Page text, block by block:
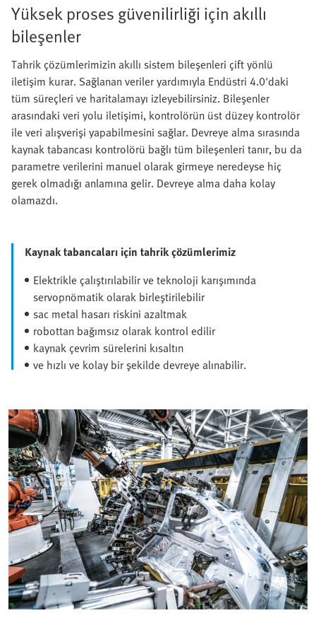
Yüksek proses güvenilirliği için akıllı
bileşenler
Tahrik çözümlerimizin akıllı sistem bileşenleri çift yönlü
iletişim kurar. Sağlanan veriler yardımıyla Endüstri 4.0'daki
tüm süreçleri ve haritalamayı izleyebilirsiniz. Bileşenler
arasındaki veri yolu iletişimi, kontrolörün üst düzey kontrolör
ile veri alışverişi yapabilmesini sağlar. Devreye alma sırasında
kaynak tabancası kontrolörü bağlı tüm bileşenleri tanır, bu da
parametre verilerini manuel olarak girmeye neredeyse hiç
gerek olmadığı anlamına gelir. Devreye alma daha kolay
olamazdı.
Kaynak tabancaları için tahrik çözümlerimiz
Elektrikle çalıştırılabilir ve teknoloji karışımında
servopnömatik olarak birleştirilebilir
sac metal hasarı riskini azaltmak
robottan bağımsız olarak kontrol edilir
kaynak çevrim sürelerini kısaltın
ve hızlı ve kolay bir şekilde devreye alınabilir.